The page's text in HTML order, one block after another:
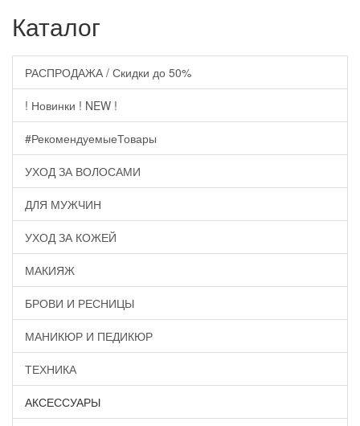
Каталог
РАСПРОДАЖА / Скидки до 50%
! Новинки ! NEW !
#РекомендуемыеТовары
УХОД ЗА ВОЛОСАМИ
ДЛЯ МУЖЧИН
УХОД ЗА КОЖЕЙ
МАКИЯЖ
БРОВИ И РЕСНИЦЫ
МАНИКЮР И ПЕДИКЮР
ТЕХНИКА
АКСЕССУАРЫ